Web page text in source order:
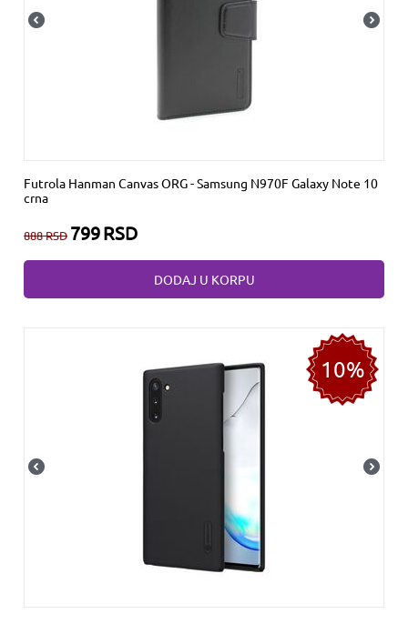
Futrola Hanman Canvas ORG - Samsung N970F Galaxy Note 10
crna
888RSD 799RSD
DODAJ U KORPU
10%